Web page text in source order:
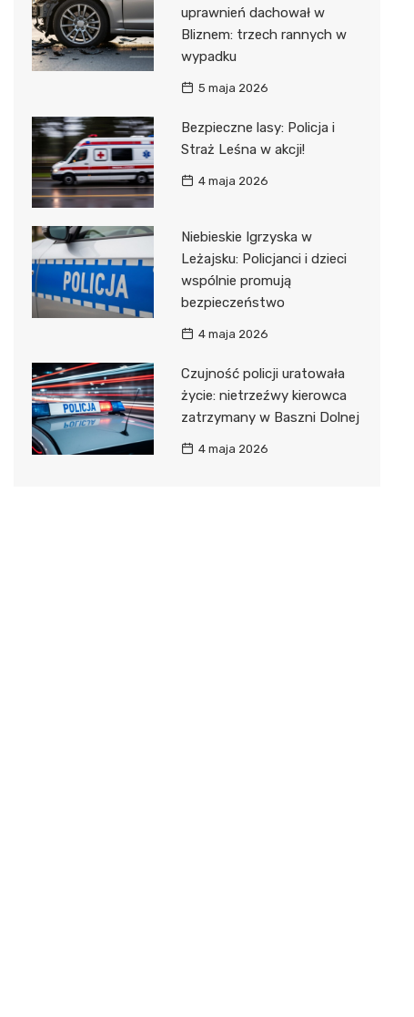
uprawnień dachował w
Bliznem: trzech rannych w
wypadku
5 maja 2026
Bezpieczne lasy: Policja i
Straż Leśna w akcji!
4 maja 2026
Niebieskie Igrzyska w
Leżajsku: Policjanci i dzieci
wspólnie promują
bezpieczeństwo
4 maja 2026
Czujność policji uratowała
życie: nietrzeźwy kierowca
zatrzymany w Baszni Dolnej
4 maja 2026